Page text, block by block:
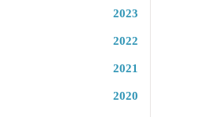
2023
2022
2021
2020